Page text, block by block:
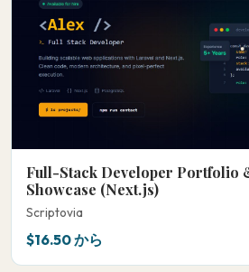
Full-Stack Developer Portfolio
Showcase (Next.js)
Scriptovia
$16.50 から